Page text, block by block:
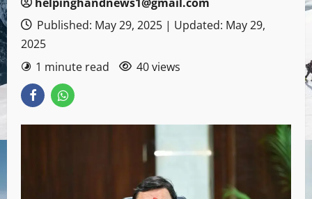
helpinghandnews1@gmail.com
Published: May 29, 2025 | Updated: May 29,
2025
1 minute read
40 views